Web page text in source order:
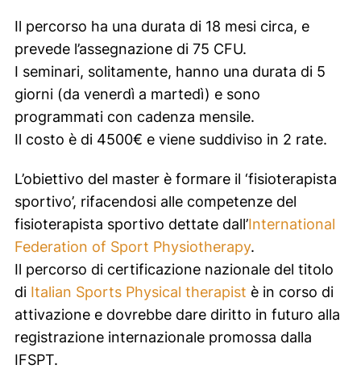
Il percorso ha una durata di 18 mesi circa, e
prevede l’assegnazione di 75 CFU.
I seminari, solitamente, hanno una durata di 5
giorni (da venerdì a martedì) e sono
programmati con cadenza mensile.
Il costo è di 4500€ e viene suddiviso in 2 rate.
L’obiettivo del master è formare il ‘fisioterapista
sportivo’, rifacendosi alle competenze del
fisioterapista sportivo dettate dall’International
Federation of Sport Physiotherapy.
Il percorso di certificazione nazionale del titolo
di Italian Sports Physical therapist è in corso di
attivazione e dovrebbe dare diritto in futuro alla
registrazione internazionale promossa dalla
IFSPT.